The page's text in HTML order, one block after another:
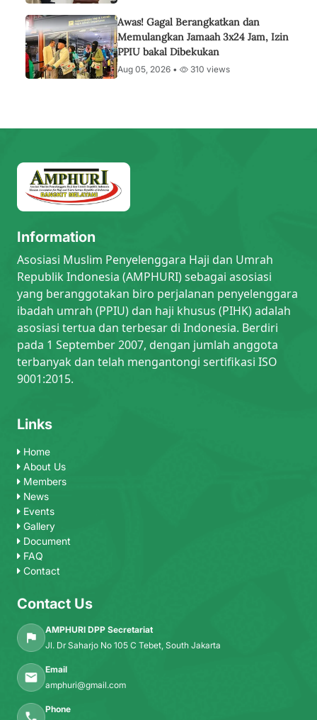
Awas! Gagal Berangkatkan dan
Memulangkan Jamaah 3x24 Jam, Izin
PPIU bakal Dibekukan
Aug 05, 2026 • 310 views
Information
Asosiasi Muslim Penyelenggara Haji dan Umrah
Republik Indonesia (AMPHURI) sebagai asosiasi
yang beranggotakan biro perjalanan penyelenggara
ibadah umrah (PPIU) dan haji khusus (PIHK) adalah
asosiasi tertua dan terbesar di Indonesia. Berdiri
pada 1 September 2007, dengan jumlah anggota
terbanyak dan telah mengantongi sertifikasi ISO
9001:2015.
Links
Home
About Us
Members
News
Events
Gallery
Document
FAQ
Contact
Contact Us
AMPHURI DPP Secretariat
Jl. Dr Saharjo No 105 C Tebet, South Jakarta
Email
amphuri@gmail.com
Phone